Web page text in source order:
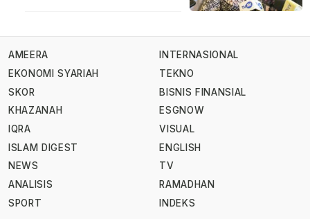
AMEERA
EKONOMI SYARIAH
SKOR
KHAZANAH
IQRA
ISLAM DIGEST
NEWS
ANALISIS
SPORT
INTERNASIONAL
TEKNO
BISNIS FINANSIAL
ESGNOW
VISUAL
ENGLISH
TV
RAMADHAN
INDEKS